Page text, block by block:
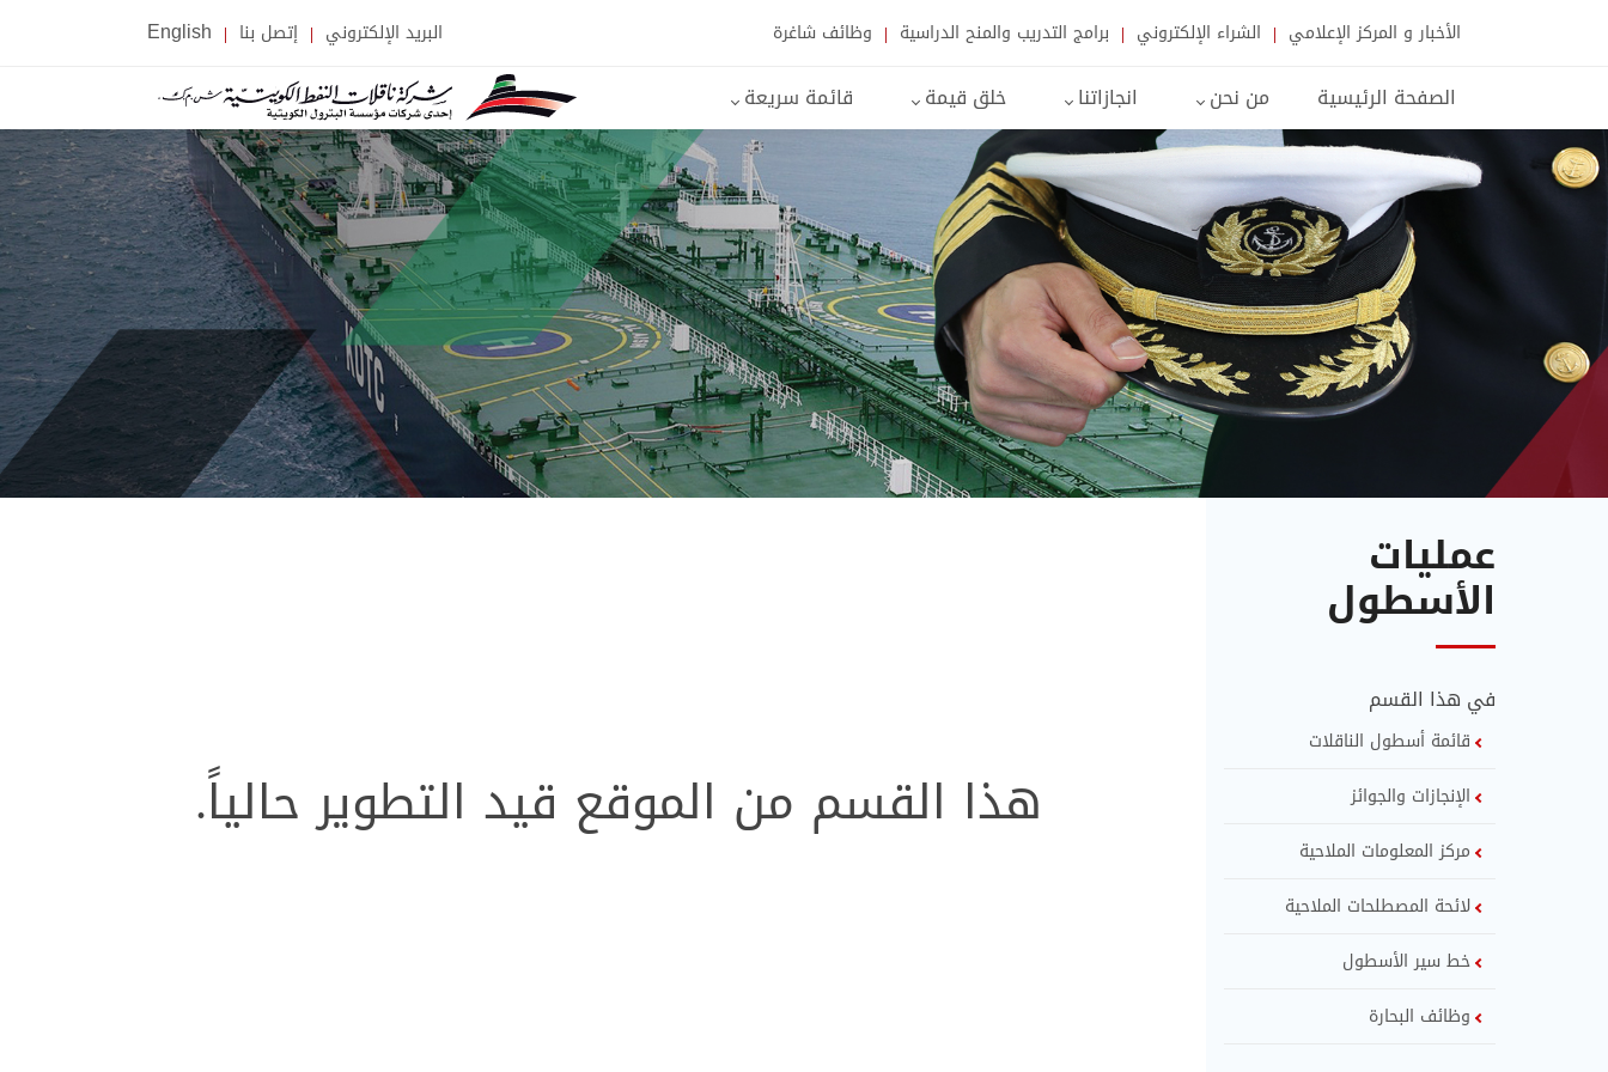
وظائف شاغرة برامج التدريب والمنح الدراسية الشراء الإلكتروني الأخبار و المركز الإعلامي English إتصل بنا البريد الإلكتروني
الصفحة الرئيسية من نحن انجازاتنا خلق قيمة قائمة سريعة
عمليات
الأسطول
في هذا القسم
قائمة أسطول الناقلات
الإنجازات والجوائز
مركز المعلومات الملاحية
لائحة المصطلحات الملاحية
خط سير الأسطول
وظائف البحارة
هذا القسم من الموقع قيد التطوير حالياً.